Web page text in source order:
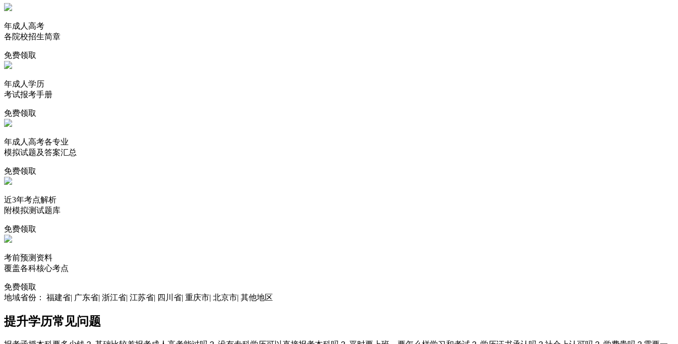
年成人高考
各院校招生简章
免费领取
年成人学历
考试报考手册
免费领取
年成人高考各专业
模拟试题及答案汇总
免费领取
近3年考点解析
附模拟测试题库
免费领取
考前预测资料
覆盖各科核心考点
免费领取
地域省份：
福建省| 广东省| 浙江省| 江苏省| 四川省| 重庆市| 北京市| 其他地区
提升学历常见问题